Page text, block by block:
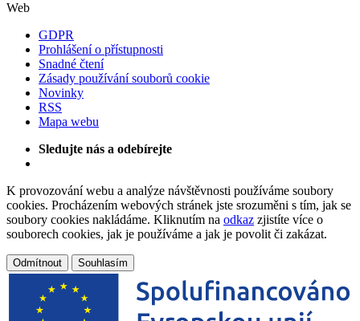
Web
GDPR
Prohlášení o přístupnosti
Snadné čtení
Zásady používání souborů cookie
Novinky
RSS
Mapa webu
Sledujte nás a odebírejte
K provozování webu a analýze návštěvnosti používáme soubory
cookies. Procházením webových stránek jste srozuměni s tím, jak se
soubory cookies nakládáme. Kliknutím na odkaz zjistíte více o
souborech cookies, jak je používáme a jak je povolit či zakázat.
Odmítnout Souhlasím